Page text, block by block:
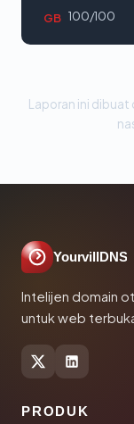
GB 100/100
Laporan ini dibuat
YourvillDNS
Intelijen domain
untuk web
PRODUK